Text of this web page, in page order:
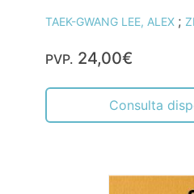
TAEK-GWANG LEE, ALEX ;
PVP. 24,00€
Consulta